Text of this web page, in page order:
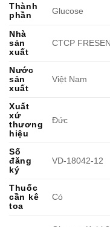
Thành
phần
Glucose
Nhà
sản
xuất
CTCP
Nước
sản
xuất
Việt Nam
Xuất
xứ
thương
hiệu
Đức
Số
đăng
ký
VD-18042-12
Thuốc
cần kê
toa
Có